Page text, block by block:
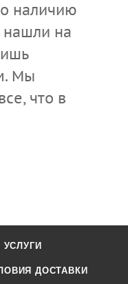
наличию
нашли на
Мы
что в
УСЛУГИ
ДОСТАВКИ